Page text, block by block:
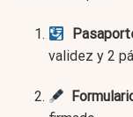
validez y 2